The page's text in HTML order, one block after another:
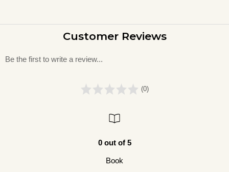
Customer Reviews
Be the first to write a review...
(0)
0 out of 5
Book